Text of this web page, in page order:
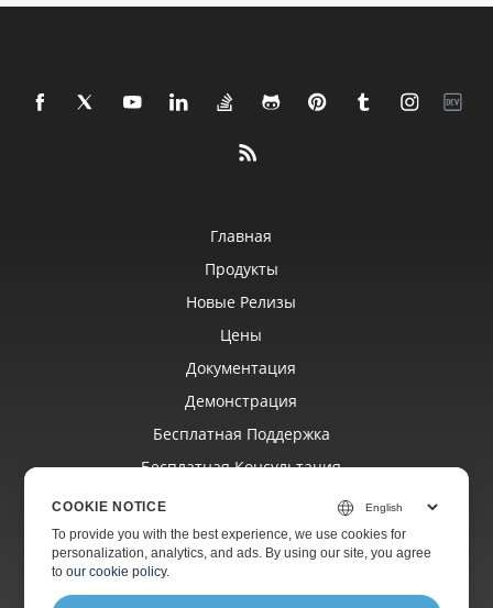
Главная
Продукты
Новые Релизы
Цены
Документация
Демонстрация
Бесплатная Поддержка
Бесплатная Консультация
Платная Поддержка
Платный Консалтинг
COOKIE NOTICE
To provide you with the best experience, we use cookies for
personalization, analytics, and ads. By using our site, you agree
toour cookie policy.